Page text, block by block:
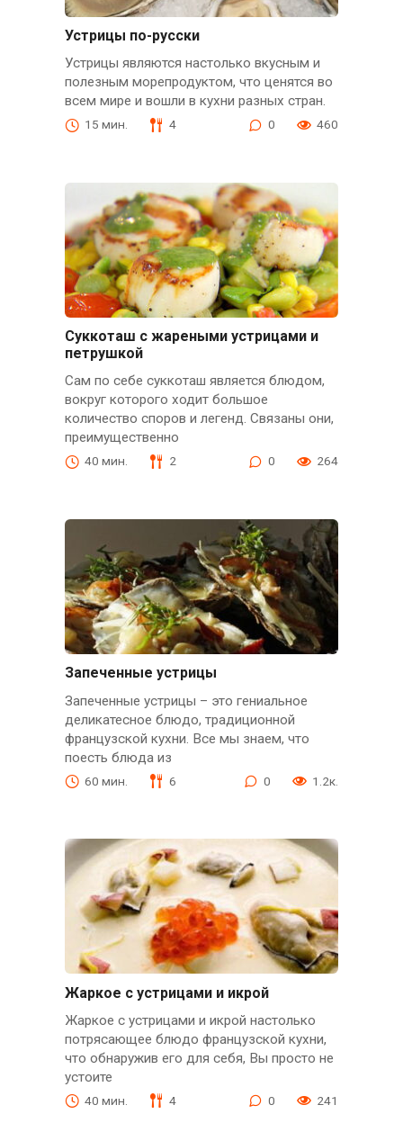
Устрицы по-русски
Устрицы являются настолько вкусным и
полезным морепродуктом, что ценятся во
всем мире и вошли в кухни разных стран.
15 мин. 4 0 460
Суккоташ с жареными устрицами и
петрушкой
Сам по себе суккоташ является блюдом,
вокруг которого ходит большое
количество споров и легенд. Связаны они,
преимущественно
40 мин. 2 0 264
Запеченные устрицы
Запеченные устрицы – это гениальное
деликатесное блюдо, традиционной
французской кухни. Все мы знаем, что
поесть блюда из
60 мин. 6 0 1.2к.
Жаркое с устрицами и икрой
Жаркое с устрицами и икрой настолько
потрясающее блюдо французской кухни,
что обнаружив его для себя, Вы просто не
устоите
40 мин. 4 0 241